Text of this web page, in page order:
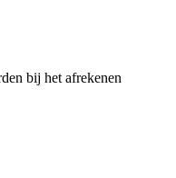
bij het afrekenen